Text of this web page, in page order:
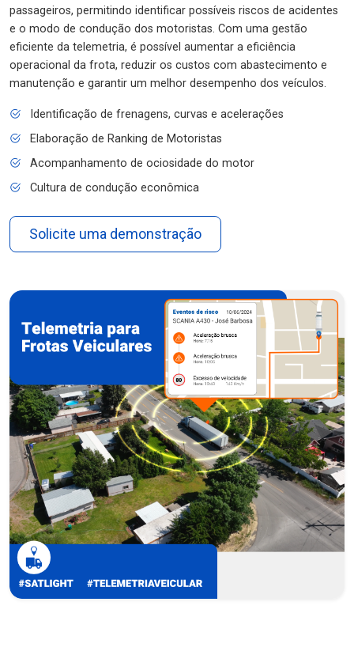
passageiros, permitindo identificar possíveis riscos de acidentes
e o modo de condução dos motoristas. Com uma gestão
eficiente da telemetria, é possível aumentar a eficiência
operacional da frota, reduzir os custos com abastecimento e
manutenção e garantir um melhor desempenho dos veículos.
Identificação de frenagens, curvas e acelerações
Elaboração de Ranking de Motoristas
Acompanhamento de ociosidade do motor
Cultura de condução econômica
Solicite uma demonstração